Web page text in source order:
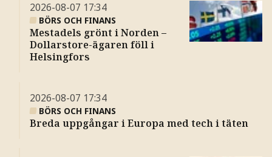
2026-08-07 17:34
BÖRS OCH FINANS
Mestadels grönt i Norden –
Dollarstore-ägaren föll i
Helsingfors
2026-08-07 17:34
BÖRS OCH FINANS
Breda uppgångar i Europa med tech i täten